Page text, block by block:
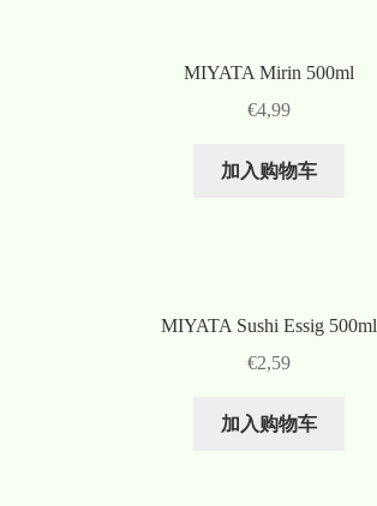
MIYATA Mirin 500ml
€4,99
加入购物车
MIYATA Sushi Essig 500ml
€2,59
加入购物车